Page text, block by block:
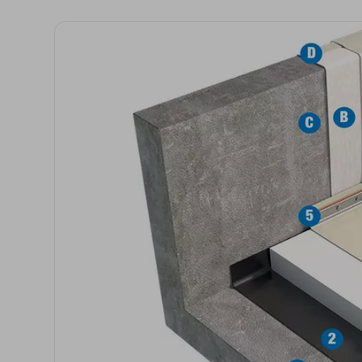
sottopavimento
Genio Civile
Membrane Bituminose
Membrane Sintetiche